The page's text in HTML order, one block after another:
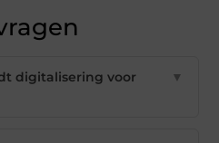
digitalisering voor
▼